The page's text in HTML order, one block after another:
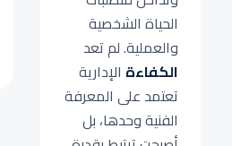
الحياة الشخصية
والعملية. لم تعد
الكفاءة الإدارية
تعتمد على المعرفة
الفنية وحدها، بل